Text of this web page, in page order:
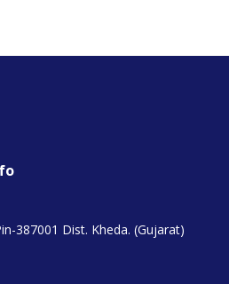
387001 Dist. Kheda. (Gujarat)